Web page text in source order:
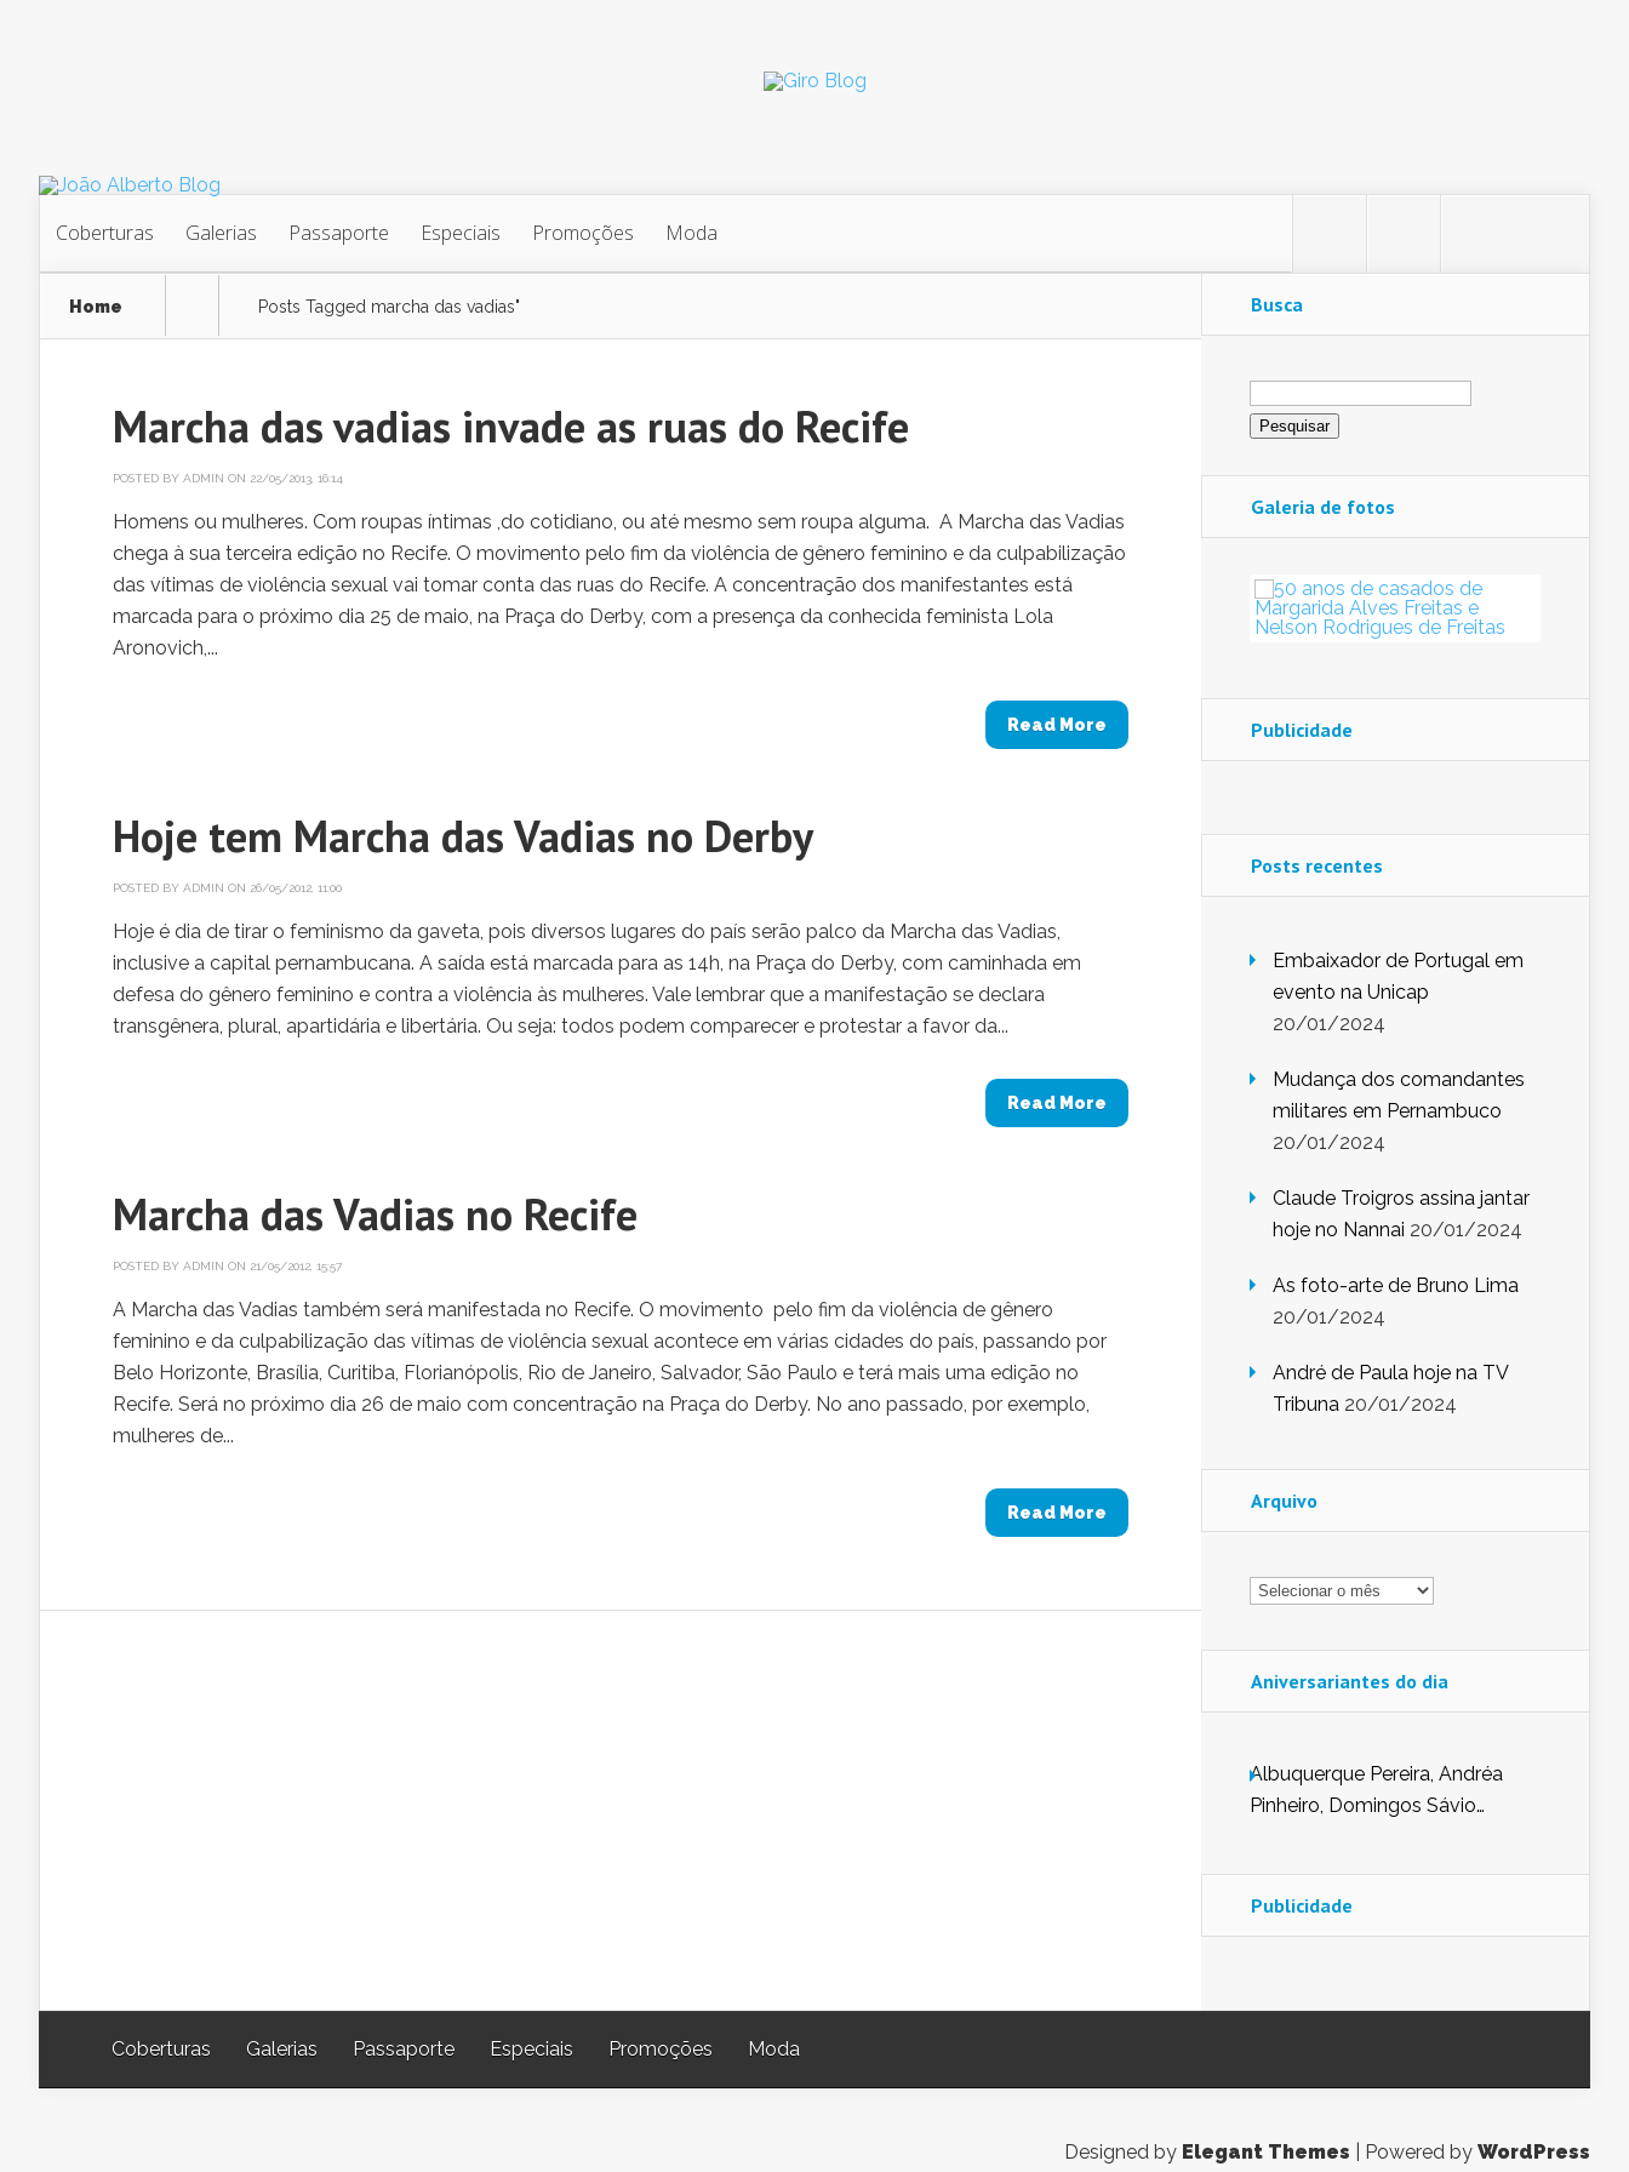
Coberturas Galerias Passaporte Especiais Promoções Moda
Home Posts Tagged marcha das vadias"
Marcha das vadias invade as ruas do Recife
POSTED BY ADMIN ON 22/05/2013, 16:14
Homens ou mulheres. Com roupas íntimas ,do cotidiano, ou até mesmo sem roupa alguma. A Marcha das Vadias
chega à sua terceira edição no Recife. O movimento pelo fim da violência de gênero feminino e da culpabilização
das vítimas de violência sexual vai tomar conta das ruas do Recife. A concentração dos manifestantes está
marcada para o próximo dia 25 de maio, na Praça do Derby, com a presença da conhecida feminista Lola
Aronovich,...
Read More
Hoje tem Marcha das Vadias no Derby
POSTED BY ADMIN ON 26/05/2012, 11:00
Hoje é dia de tirar o feminismo da gaveta, pois diversos lugares do país serão palco da Marcha das Vadias,
inclusive a capital pernambucana. A saída está marcada para as 14h, na Praça do Derby, com caminhada em
defesa do gênero feminino e contra a violência às mulheres. Vale lembrar que a manifestação se declara
transgênera, plural, apartidária e libertária. Ou seja: todos podem comparecer e protestar a favor da...
Read More
Marcha das Vadias no Recife
POSTED BY ADMIN ON 21/05/2012, 15:57
A Marcha das Vadias também será manifestada no Recife. O movimento pelo fim da violência de gênero
feminino e da culpabilização das vítimas de violência sexual acontece em várias cidades do país, passando por
Belo Horizonte, Brasília, Curitiba, Florianópolis, Rio de Janeiro, Salvador, São Paulo e terá mais uma edição no
Recife. Será no próximo dia 26 de maio com concentração na Praça do Derby. No ano passado, por exemplo,
mulheres de...
Read More
Busca
Pesquisar
por:
Galeria de fotos
Publicidade
Posts recentes
Embaixador de Portugal em
evento na Unicap
20/01/2024
Mudança dos comandantes
militares em Pernambuco
20/01/2024
Claude Troigros assina jantar
hoje no Nannai 20/01/2024
As foto-arte de Bruno Lima
20/01/2024
André de Paula hoje na TV
Tribuna 20/01/2024
Arquivo
Arquivo
Aniversariantes do dia
Albuquerque Pereira, Andréa
Pinheiro, Domingos Sávio
Nunes de Sena, Fátima Peixoto,
Glória Pereira, Kátia Mesel,
Publicidade
Coberturas Galerias Passaporte Especiais Promoções Moda
Designed by Elegant Themes | Powered by WordPress